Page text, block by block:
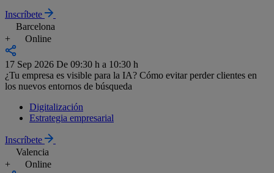
Inscríbete
Barcelona
+
Online
17 Sep 2026 De 09:30 h a 10:30 h
¿Tu empresa es visible para la IA? Cómo evitar perder clientes en
los nuevos entornos de búsqueda
Digitalización
Estrategia empresarial
Inscríbete
Valencia
+
Online